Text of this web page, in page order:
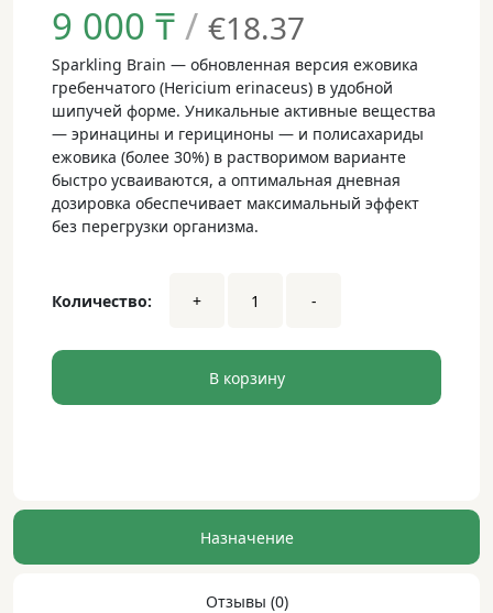
9 000 ₸ / €18.37
Sparkling Brain — обновленная версия ежовика
гребенчатого (Hericium erinaceus) в удобной
шипучей форме. Уникальные активные вещества
— эринацины и герициноны — и полисахариды
ежовика (более 30%) в растворимом варианте
быстро усваиваются, а оптимальная дневная
дозировка обеспечивает максимальный эффект
без перегрузки организма.
Количество: +
Brain
Шипучие
таблетки
-
В корзину
Назначение
Отзывы (0)